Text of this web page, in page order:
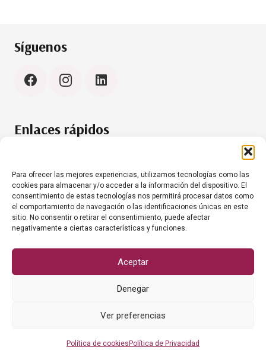
Para ofrecer las mejores experiencias, utilizamos tecnologías como las
cookies para almacenar y/o acceder a la información del dispositivo. El
consentimiento de estas tecnologías nos permitirá procesar datos como
el comportamiento de navegación o las identificaciones únicas en este
sitio. No consentir o retirar el consentimiento, puede afectar
negativamente a ciertas características y funciones.
Aceptar
Denegar
Ver preferencias
Política de cookies Política de Privacidad
Síguenos
Enlaces rápidos
Aviso Legal
Contacto
info@grumesacanariashoreca.com
© Grumesa Canarias, S.L.
Sitio web gestionado por